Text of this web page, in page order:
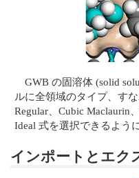
GWB の固溶体 (solid
ルに全領域のタイプ、す
Regular、Cubic Maclaurin
Ideal 式を選択できるよう
インポートとエク